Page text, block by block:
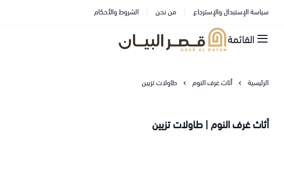
سياسة الإستبدال والإسترجاع من نحن الشروط والأحكام
القائمةقصر البيان للمفارش والاثاث
الرئيسية أثاث غرف النوم طاولات تزيين
أثاث غرف النوم | طاولات تزيين